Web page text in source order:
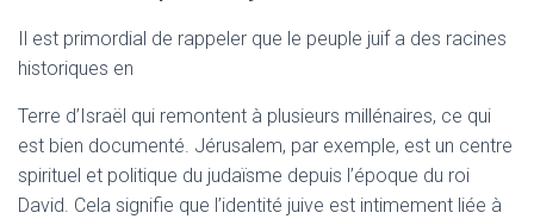
Il est primordial de rappeler que le peuple juif a des racines
historiques en
Terre d’Israël qui remontent à plusieurs millénaires, ce qui
est bien documenté. Jérusalem, par exemple, est un centre
spirituel et politique du judaïsme depuis l’époque du roi
David. Cela signifie que l’identité juive est intimement liée à